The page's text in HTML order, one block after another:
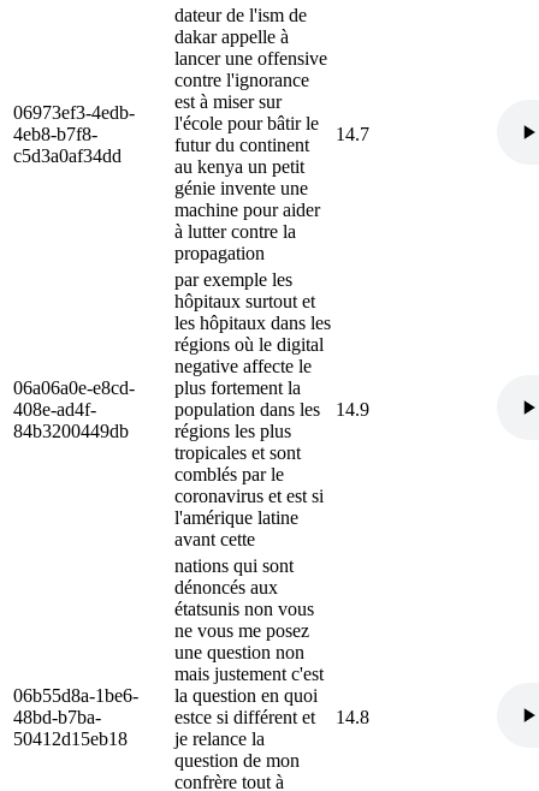
06973ef3-4edb-
4eb8-b7f8-
c5d3a0af34dd
dateur de l'ism de
dakar appelle à
lancer une offensive
contre l'ignorance
est à miser sur
l'école pour bâtir le
futur du continent
au kenya un petit
génie invente une
machine pour aider
à lutter contre la
propagation
14.7
06a06a0e-e8cd-
408e-ad4f-
84b3200449db
par exemple les
hôpitaux surtout et
les hôpitaux dans les
régions où le digital
negative affecte le
plus fortement la
population dans les
régions les plus
tropicales et sont
comblés par le
coronavirus et est si
l'amérique latine
avant cette
14.9
06b55d8a-1be6-
48bd-b7ba-
50412d15eb18
nations qui sont
dénoncés aux
étatsunis non vous
ne vous me posez
une question non
mais justement c'est
la question en quoi
estce si différent et
je relance la
question de mon
confrère tout à
14.8